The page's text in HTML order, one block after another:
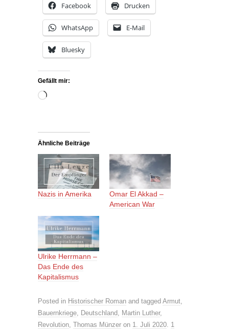
Facebook Drucken
WhatsApp E-Mail
Bluesky
Gefällt mir:
Wird
Ähnliche Beiträge
Nazis in Amerika
Omar El Akkad –
American War
Ulrike Herrmann –
Das Ende des
Kapitalismus
Posted in Historischer Roman and tagged Armut
Bauernkriege
Deutschland Martin Luther,
Revolution Thomas Münzer on 1. Juli 2020 1